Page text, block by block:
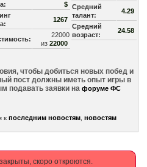
$
1267
22000
из 22000
Средний
талант:
4.29
Средний
возраст:
24.58
чтобы добиться новых побед и
пост должны иметь опыт игры в
подавать заявки на форуме ФС
к последним новостям, новостям
скоро откроются.